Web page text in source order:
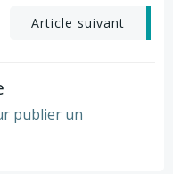
Article suivant
publier un